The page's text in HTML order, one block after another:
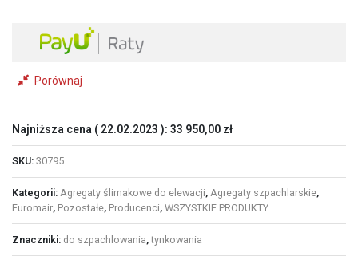
Porównaj
Najniższa cena ( 22.02.2023 ): 33 950,00 zł
SKU: 30795
Kategorii: Agregaty ślimakowe do elewacji, Agregaty szpachlarskie,
Euromair, Pozostałe, Producenci, WSZYSTKIE PRODUKTY
Znaczniki: do szpachlowania,tynkowania